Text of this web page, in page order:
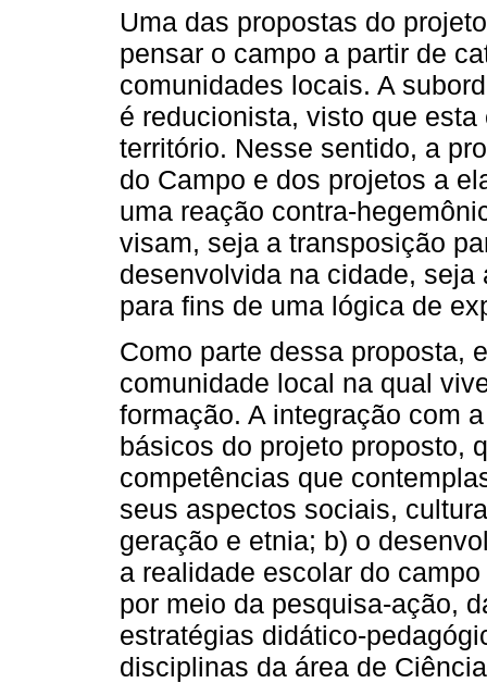
Uma das propostas do
pensar o campo a partir de
comunidades locais. A
é reducionista, visto que
território. Nesse sentido, a
do Campo e dos projetos a
uma reação contra-
visam, seja a transposição
desenvolvida na cidade,
para fins de uma lógica de
Como parte dessa proposta,
comunidade local na qual
formação. A integração com
básicos do projeto proposto,
competências que
seus aspectos sociais,
geração e etnia; b) o
a realidade escolar do
por meio da pesquisa-ação,
estratégias didático-
disciplinas da área de